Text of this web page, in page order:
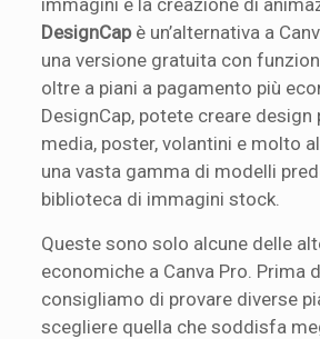
DesignCapè un’alternativa a
una versione gratuita con
oltre a piani a pagamento più
DesignCap, potete creare design
media, poster, volantini e molto
una vasta gamma di modelli
biblioteca di immagini stock.
Queste sono solo alcune delle
economiche a Canva Pro. Prima
consigliamo di provare diverse
scegliere quella che soddisfa